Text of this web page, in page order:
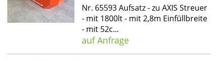
Nr. 65593 Aufsatz - zu AXIS Streuer
- mit 1800lt - mit 2,8m Einfüllbreite
- mit 52c...
auf Anfrage